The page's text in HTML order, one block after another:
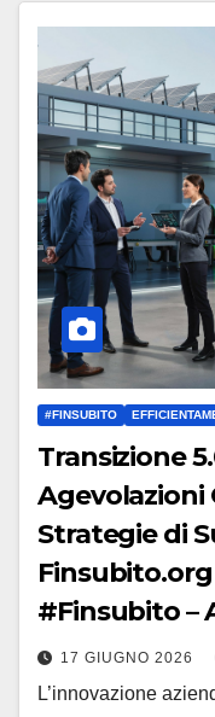
#FINSUBITO
Transizione
Agevolazioni
Strategie di
#Finsubito –
17 GIUGNO 2026
L’innovazione